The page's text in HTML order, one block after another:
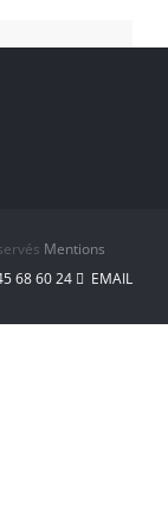
Mentions
68 60 24 EMAIL